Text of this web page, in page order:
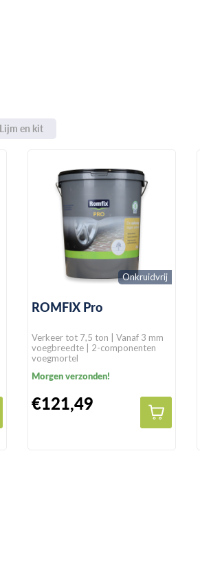
Lijm en kit
Onkruidvrij
ROMFIX Pro
Verkeer tot 7,5 ton | Vanaf 3 mm
voegbreedte | 2-componenten
voegmortel
Morgen verzonden!
€121,49